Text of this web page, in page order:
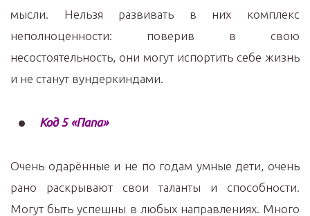
мысли. Нельзя развивать в них комплекс
неполноценности: поверив в свою
несостоятельность, они могут испортить себе жизнь
и не станут вундеркиндами.
Код 5 «Папа»
Очень одарённые и не по годам умные дети, очень
рано раскрывают свои таланты и способности.
Могут быть успешны в любых направлениях. Много